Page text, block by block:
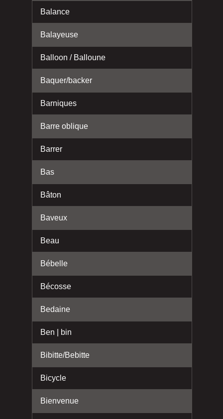
Balance
Balayeuse
Balloon / Balloune
Baquer/backer
Barniques
Barre oblique
Barrer
Bas
Bâton
Baveux
Beau
Bébelle
Bécosse
Bedaine
Ben | bin
Bibitte/Bebitte
Bicycle
Bienvenue